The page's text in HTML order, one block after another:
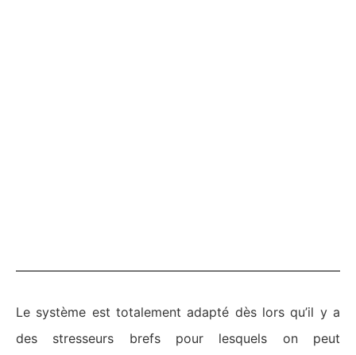
Le système est totalement adapté dès lors qu’il y a
des stresseurs brefs pour lesquels on peut